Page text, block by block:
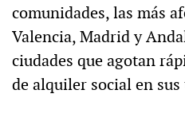
comunidades, las más
Valencia, Madrid y
ciudades que agotan
de alquiler social en